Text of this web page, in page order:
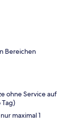
Bereichen
ohne Service auf
maximal 1